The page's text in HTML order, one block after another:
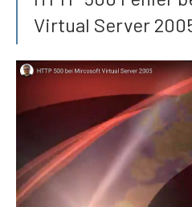
Virtual Server